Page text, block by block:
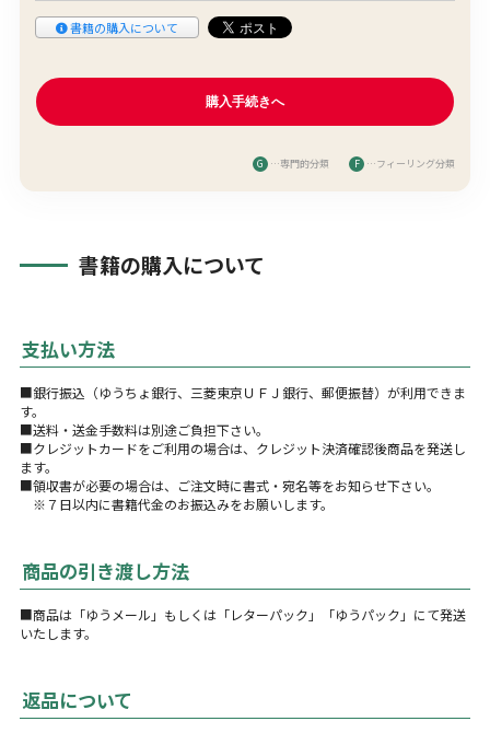
書籍の購入について
G …専門的分類 F …フィーリング分類
書籍の購入について
支払い方法
■銀行振込（ゆうちょ銀行、三菱東京ＵＦＪ銀行、郵便振替）が利用できま
す。
■送料・送金手数料は別途ご負担下さい。
■クレジットカードをご利用の場合は、クレジット決済確認後商品を発送し
ます。
■領収書が必要の場合は、ご注文時に書式・宛名等をお知らせ下さい。
※７日以内に書籍代金のお振込みをお願いします。
商品の引き渡し方法
■商品は「ゆうメール」もしくは「レターパック」「ゆうパック」にて発送
いたします。
返品について